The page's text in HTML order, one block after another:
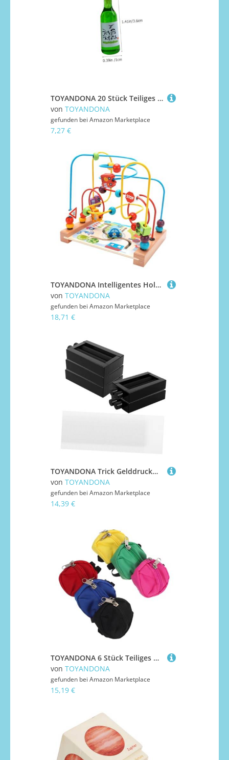
TOYANDONA 20 Stück Teiliges Miniatur Weinflaschen Deko Resin Flaschen mit Glattem Rand Leichte Mini Hausflaschen für Puppenhaus Romantische Reiskornweinflaschen Vielseitig als Dekoration
von TOYANDONA
gefunden bei Amazon Marketplace
7,27 €
TOYANDONA Intelligentes Holzspielzeug Beaded Maze Lernspielzeug für Motorikfördernd Pädagogisch Kreatives mit Meeresmuster für Jungen Mädchen Geschenk
von TOYANDONA
gefunden bei Amazon Marketplace
18,71 €
TOYANDONA Trick Gelddruckmaschine Requisit für Realistisches Banknoten Druckspielzeug Sicher Kreativ Lernspielzeug für Partys Schule und Familienfeiern
von TOYANDONA
gefunden bei Amazon Marketplace
14,39 €
TOYANDONA 6 Stück Teiliges Mini Puppen-Rucksack Funktionierendem Reißverschluss Niedliches Cartoon-Design Kompakte für Kinderhände für Rollenspiele Puppenhaus-zubehör und Aufbewahrung
von TOYANDONA
gefunden bei Amazon Marketplace
15,19 €